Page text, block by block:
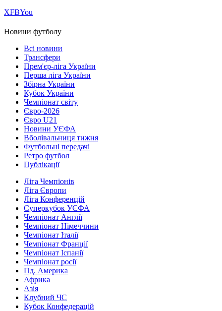
ХFBYou
Новини футболу
Всі новини
Трансфери
Прем'єр-ліга України
Перша ліга України
Збірна України
Кубок України
Чемпіонат світу
Євро-2026
Євро U21
Новини УЄФА
Вболівальниця тижня
Футбольні передачі
Ретро футбол
Публікації
Ліга Чемпіонів
Ліга Європи
Ліга Конференцій
Суперкубок УЄФА
Чемпіонат Англії
Чемпіонат Німеччини
Чемпіонат Італії
Чемпіонат Франції
Чемпіонат Іспанії
Чемпіонат росії
Пд. Америка
Африка
Азія
Клубний ЧС
Кубок Конфедерацій